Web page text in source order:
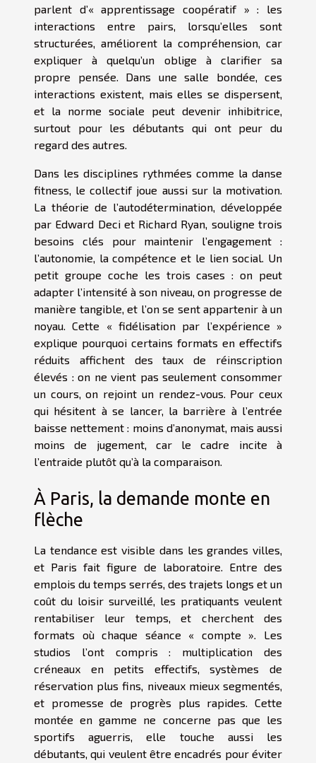
parlent d’« apprentissage coopératif » : les
interactions entre pairs, lorsqu’elles sont
structurées, améliorent la compréhension, car
expliquer à quelqu’un oblige à clarifier sa
propre pensée. Dans une salle bondée, ces
interactions existent, mais elles se dispersent,
et la norme sociale peut devenir inhibitrice,
surtout pour les débutants qui ont peur du
regard des autres.
Dans les disciplines rythmées comme la danse
fitness, le collectif joue aussi sur la motivation.
La théorie de l’autodétermination, développée
par Edward Deci et Richard Ryan, souligne trois
besoins clés pour maintenir l’engagement :
l’autonomie, la compétence et le lien social. Un
petit groupe coche les trois cases : on peut
adapter l’intensité à son niveau, on progresse de
manière tangible, et l’on se sent appartenir à un
noyau. Cette « fidélisation par l’expérience »
explique pourquoi certains formats en effectifs
réduits affichent des taux de réinscription
élevés : on ne vient pas seulement consommer
un cours, on rejoint un rendez-vous. Pour ceux
qui hésitent à se lancer, la barrière à l’entrée
baisse nettement : moins d’anonymat, mais aussi
moins de jugement, car le cadre incite à
l’entraide plutôt qu’à la comparaison.
À Paris, la demande monte en
flèche
La tendance est visible dans les grandes villes,
et Paris fait figure de laboratoire. Entre des
emplois du temps serrés, des trajets longs et un
coût du loisir surveillé, les pratiquants veulent
rentabiliser leur temps, et cherchent des
formats où chaque séance « compte ». Les
studios l’ont compris : multiplication des
créneaux en petits effectifs, systèmes de
réservation plus fins, niveaux mieux segmentés,
et promesse de progrès plus rapides. Cette
montée en gamme ne concerne pas que les
sportifs aguerris, elle touche aussi les
débutants, qui veulent être encadrés pour éviter